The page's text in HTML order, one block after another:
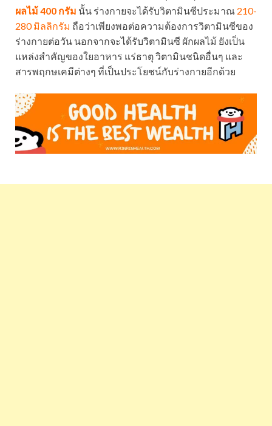
ผลไม้ 400 กรัม นั้น ร่างกายจะได้รับวิตามินซีประมาณ 210-
280 มิลลิกรัม ถือว่าเพียงพอต่อความต้องการวิตามินซีของ
ร่างกายต่อวัน นอกจากจะได้รับวิตามินซี ผักผลไม้ ยังเป็น
แหล่งสำคัญของใยอาหาร แร่ธาตุ วิตามินชนิดอื่นๆ และ
สารพฤกษเคมีต่างๆ ที่เป็นประโยชน์กับร่างกายอีกด้วย